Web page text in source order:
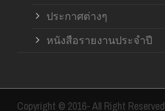
ประกาศต่างๆ
หนังสือรายงานประจำปี
Copyright © 2016- All Right Reserved